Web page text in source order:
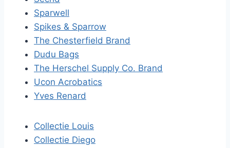
Sparwell
Spikes & Sparrow
The Chesterfield Brand
Dudu Bags
The Herschel Supply Co. Brand
Ucon Acrobatics
Yves Renard
Collectie Louis
Collectie Diego